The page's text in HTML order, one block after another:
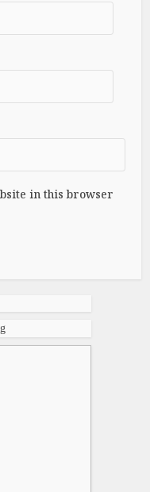
in this browser